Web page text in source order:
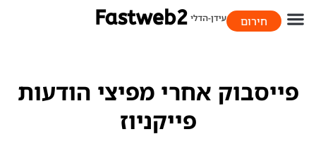
חירום
פייסבוק אחרי מפיצי הודעות
פייקניוז